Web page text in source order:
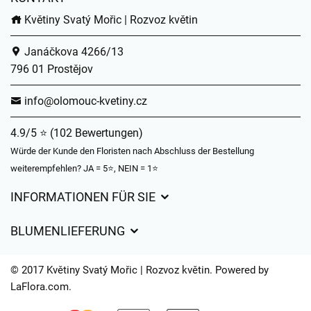
Květiny Svatý Mořic | Rozvoz květin
Janáčkova 4266/13
796 01 Prostějov
info@olomouc-kvetiny.cz
4.9/5 ⭐ (102 Bewertungen)
Würde der Kunde den Floristen nach Abschluss der Bestellung
weiterempfehlen? JA = 5⭐, NEIN = 1⭐
INFORMATIONEN FÜR SIE
Lieferzeiten für Blumen – Übersicht der Möglichkeiten
BLUMENLIEFERUNG
Wohin wir Blumen liefern
© 2017 Květiny Svatý Mořic | Rozvoz květin. Powered by
LaFlora.com.